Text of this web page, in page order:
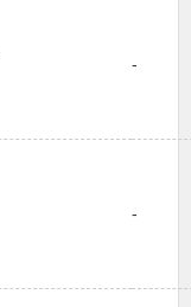
-
-